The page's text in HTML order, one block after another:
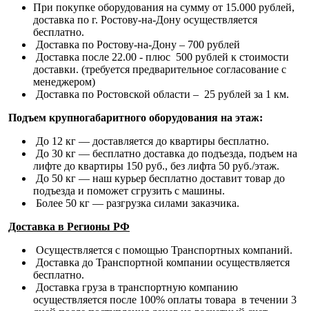
При покупке оборудования на сумму от 15.000 рублей,
доставка по г. Ростову-на-Дону осуществляется
бесплатно.
Доставка по Ростову-на-Дону – 700 рублей
Доставка после 22.00 - плюс 500 рублей к стоимости
доставки. (требуется предварительное согласование с
менеджером)
Доставка по Ростовской области – 25 рублей за 1 км.
Подъем крупногабаритного оборудования на этаж:
До 12 кг — доставляется до квартиры бесплатно.
До 30 кг — бесплатно доставка до подъезда, подъем на
лифте до квартиры 150 руб., без лифта 50 руб./этаж.
До 50 кг — наш курьер бесплатно доставит товар до
подъезда и поможет сгрузить с машины.
Более 50 кг — разгрузка силами заказчика.
Доставка в Регионы РФ
Осуществляется с помощью Транспортных компаний.
Доставка до Транспортной компании осуществляется
бесплатно.
Доставка груза в транспортную компанию
осуществляется после 100% оплаты товара в течении 3